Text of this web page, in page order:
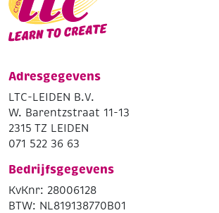
Adresgegevens
LTC-LEIDEN B.V.
W. Barentzstraat 11-13
2315 TZ LEIDEN
071 522 36 63
Bedrijfsgegevens
KvKnr: 28006128
BTW: NL819138770B01